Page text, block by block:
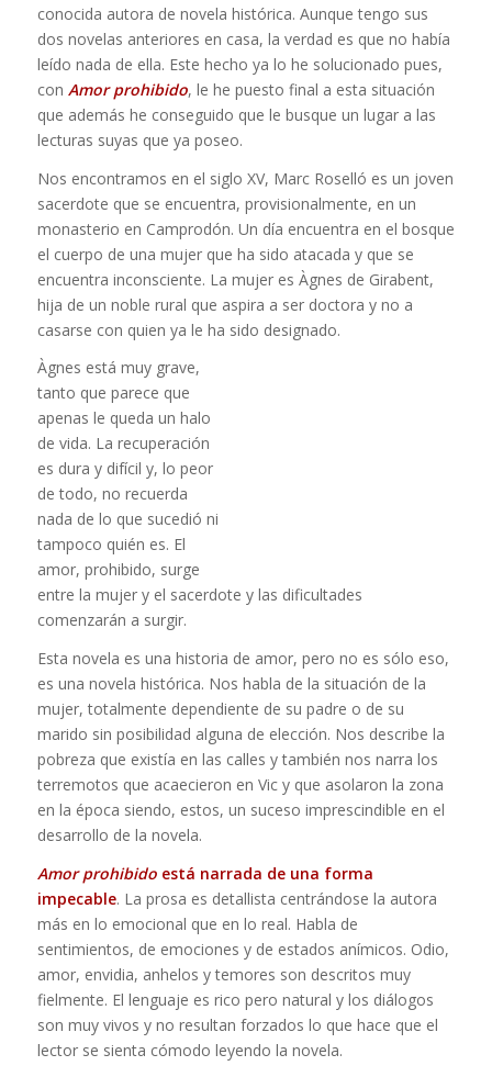
conocida autora de novela histórica. Aunque tengo sus
dos novelas anteriores en casa, la verdad es que no había
leído nada de ella. Este hecho ya lo he solucionado pues,
con Amor prohibido, le he puesto final a esta situación
que además he conseguido que le busque un lugar a las
lecturas suyas que ya poseo.
Nos encontramos en el siglo XV, Marc Roselló es un joven
sacerdote que se encuentra, provisionalmente, en un
monasterio en Camprodón. Un día encuentra en el bosque
el cuerpo de una mujer que ha sido atacada y que se
encuentra inconsciente. La mujer es Àgnes de Girabent,
hija de un noble rural que aspira a ser doctora y no a
casarse con quien ya le ha sido designado.
Àgnes está muy grave,
tanto que parece que
apenas le queda un halo
de vida. La recuperación
es dura y difícil y, lo peor
de todo, no recuerda
nada de lo que sucedió ni
tampoco quién es. El
amor, prohibido, surge
entre la mujer y el sacerdote y las dificultades
comenzarán a surgir.
Esta novela es una historia de amor, pero no es sólo eso,
es una novela histórica. Nos habla de la situación de la
mujer, totalmente dependiente de su padre o de su
marido sin posibilidad alguna de elección. Nos describe la
pobreza que existía en las calles y también nos narra los
terremotos que acaecieron en Vic y que asolaron la zona
en la época siendo, estos, un suceso imprescindible en el
desarrollo de la novela.
Amor prohibidoestá narrada de una forma
impecable. La prosa es detallista centrándose la autora
más en lo emocional que en lo real. Habla de
sentimientos, de emociones y de estados anímicos. Odio,
amor, envidia, anhelos y temores son descritos muy
fielmente. El lenguaje es rico pero natural y los diálogos
son muy vivos y no resultan forzados lo que hace que el
lector se sienta cómodo leyendo la novela.